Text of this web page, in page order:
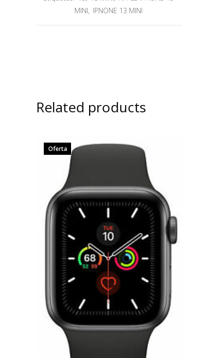
MINI, IPNONE 13 MINI
Related products
Oferta